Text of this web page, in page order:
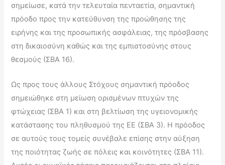
σημείωσε, κατά την τελευταία πενταετία, σημαντική
πρόοδο προς την κατεύθυνση της προώθησης της
ειρήνης και της προσωπικής ασφάλειας, της πρόσβασης
στη δικαιοσύνη καθώς και της εμπιστοσύνης στους
θεσμούς (ΣΒΑ 16).
Ως προς τους άλλους Στόχους σημαντική πρόοδος
σημειώθηκε στη μείωση ορισμένων πτυχών της
φτώχειας (ΣΒΑ 1) και στη βελτίωση της υγειονομικής
κατάστασης του πληθυσμού της ΕΕ (ΣΒΑ 3). Η πρόοδος
σε αυτούς τους τομείς συνέβαλε επίσης στην αύξηση
της ποιότητας ζωής σε πόλεις και κοινότητες (ΣΒΑ 11).